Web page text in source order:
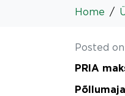
Home
Posted on
PRIA